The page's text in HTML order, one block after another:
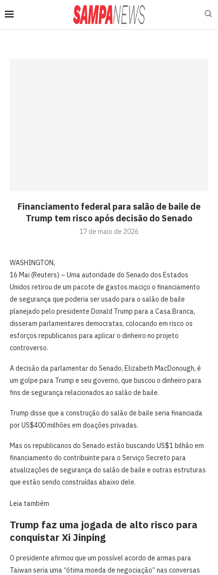
Financiamento federal para salão de baile de
Trump tem risco após decisão do Senado
17 de maio de 2026
WASHINGTON,
16 Mai (Reuters) – Uma ⁠autoridade do Senado dos Estados
Unidos ‌retirou de um pacote de gastos maciço o financiamento
de segurança ‌que poderia ser usado para o salão de baile
planejado pelo presidente Donald Trump para a Casa Branca,
disseram parlamentares democratas, colocando em ⁠risco ‌os
esforços republicanos para aplicar ⁠o dinheiro no projeto
controverso.
A decisão da parlamentar do Senado, Elizabeth MacDonough, é
um golpe para Trump e seu governo, que buscou ​o dinheiro para
fins de segurança relacionados ao salão de baile.
Trump ​disse que a construção do salão de baile seria financiada
por US$400 milhões em doações privadas.
Mas os republicanos do Senado ‌estão buscando US$1 bilhão ​em
financiamento do contribuinte para o Serviço Secreto para
atualizações de segurança do salão de ⁠baile ​e outras ​estruturas
que estão sendo construídas abaixo dele.
Leia também
Trump faz uma jogada de alto risco para
conquistar Xi Jinping
O presidente afirmou que um possível acordo de armas para
Taiwan seria uma “ótima moeda de negociação” nas conversas